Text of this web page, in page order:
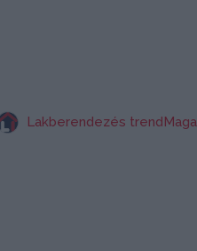
Lakberendezés